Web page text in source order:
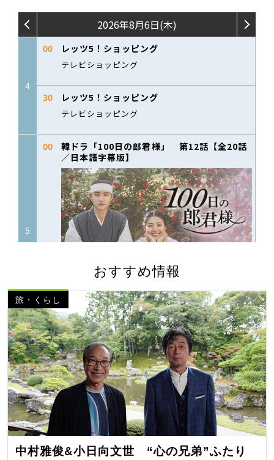
おすすめ情報
旅・くらし
中村雅俊&小日向文世 “心の兄弟”ふたり